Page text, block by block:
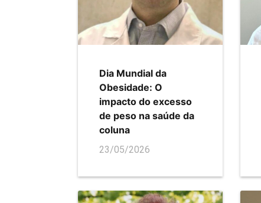
Dia Mundial da
Obesidade: O
impacto do excesso
de peso na saúde da
coluna
23/05/2026